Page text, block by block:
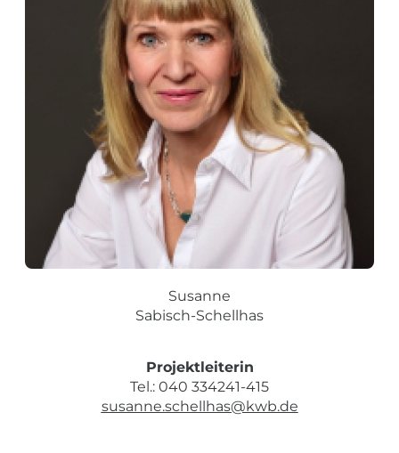
Susanne
Sabisch-Schellhas
Projektleiterin
Tel.: 040 334241-415
susanne.schellhas@kwb.de